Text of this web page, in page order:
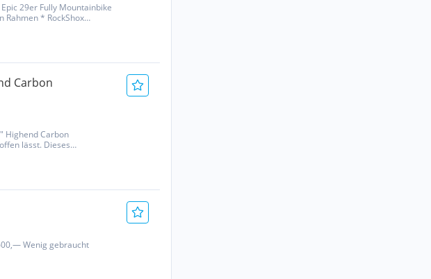
29er Fully Mountainbike
Rahmen * RockShox
Shimano XT Komponenten
Post
Carbon
Highend Carbon
lässt. Dieses
von lockeren Touren in
Trails. * Leichter
Wenig gebraucht